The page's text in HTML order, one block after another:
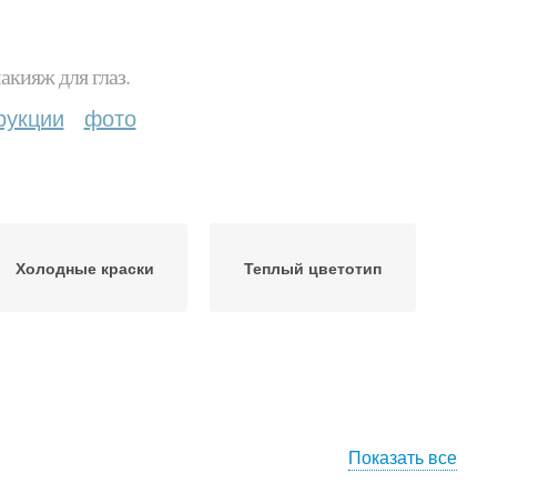
для глаз.
фото
Холодные краски Теплый цветотип
Показать все